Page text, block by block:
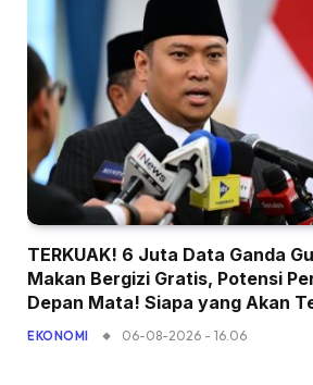
TERKUAK! 6 Juta Data Ganda
Makan Bergizi Gratis, Potensi
Depan Mata! Siapa yang Akan
EKONOMI 06-08-2026 - 16.06